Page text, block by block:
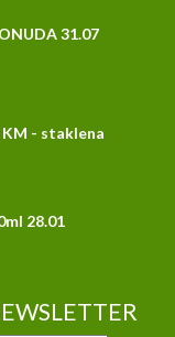
31.07
- staklena
28.01